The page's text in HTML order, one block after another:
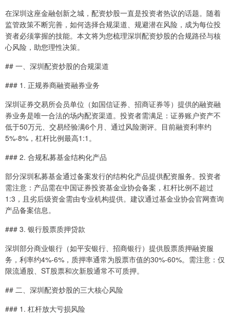
在深圳这座金融创新之城，配资炒股一直是投资者热议的话题。随着
监管政策不断完善，如何选择合规渠道、规避潜在风险，成为每位投
资者必须掌握的技能。本文将为您梳理深圳配资炒股的合规路径与核
心风险，助您理性决策。
## 一、深圳配资炒股的合规渠道
### 1. 正规券商融资融券业务
深圳证券交易所会员单位（如国信证券、招商证券等）提供的融资融
券业务是唯一合法的场内配资渠道。投资者需满足：证券账户资产不
低于50万元、交易经验满6个月、通过风险测评。目前融资利率约
5%-8%，杠杆比例最高1:1。
### 2. 合规私募基金结构化产品
部分深圳私募基金通过备案发行的结构化产品提供配资服务。投资者
需注意：产品需在中国证券投资基金业协会备案，杠杆比例不超过
1:3，且劣后级资金需由专业机构提供。建议通过基金业协会官网查询
产品备案信息。
### 3. 银行股票质押贷款
深圳部分商业银行（如平安银行、招商银行）提供股票质押融资服
务，利率约4%-6%，质押率通常为股票市值的30%-60%。需注意：仅
限流通股、ST股票和次新股通常不可质押。
## 二、深圳配资炒股的三大核心风险
### 1. 杠杆放大亏损风险